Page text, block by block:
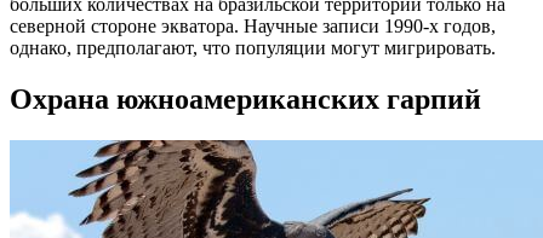
северной стороне экватора. Научные записи 1990-х годов,
однако, предполагают, что популяции могут мигрировать.
Охрана южноамериканских гарпий